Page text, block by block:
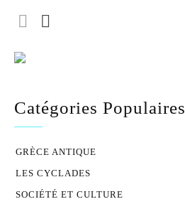
Catégories Populaires
GRÈCE ANTIQUE
LES CYCLADES
SOCIÉTÉ ET CULTURE